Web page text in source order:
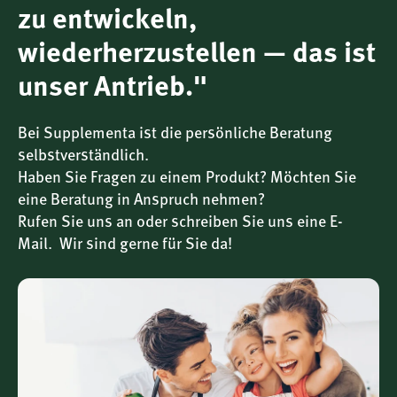
Vitamin C (L-Ascorbinsäure) ist ein essenzieller
Mikronährstoff mit vielfältigen ernährungsphysiologischen
Funktionen:
trägt zu einer normalen Funktion des
Immunsystems bei – sowohl im Alltag als auch nach
intensiver körperlicher Betätigung
trägt dazu bei, die Zellen vor oxidativem Stress zu
zu entwickeln,
wiederherzustellen — das ist
unser Antrieb."
Bei Supplementa ist die persönliche Beratung
selbstverständlich.
Haben Sie Fragen zu einem Produkt? Möchten Sie
eine Beratung in Anspruch nehmen?
Rufen Sie uns an oder schreiben Sie uns eine E-
Mail. Wir sind gerne für Sie da!